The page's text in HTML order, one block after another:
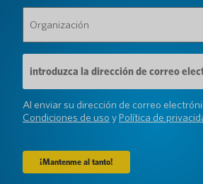
(Requerido)
Dirección
de
correo
electrónico
(Requerido)
Al enviar su dirección de correo
Condiciones de uso y Política de